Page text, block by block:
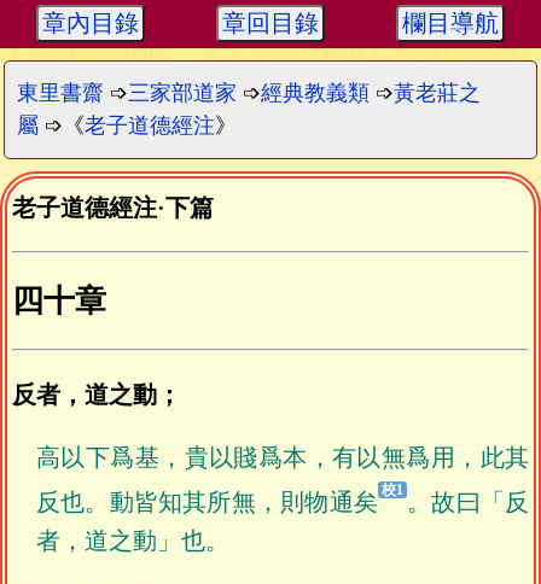
章內目錄 章回目錄 欄目導航
東里書齋 ➩三家部道家 ➩經典教義類 ➩黃老莊之
屬 ➩《老子道德經注》
老子道德經注·下篇
四十章
反者，道之動；
高以下爲基，貴以賤爲本，有以無爲用，此其
反也。動皆知其所無，則物通矣
。故曰「反
者，道之動」也。